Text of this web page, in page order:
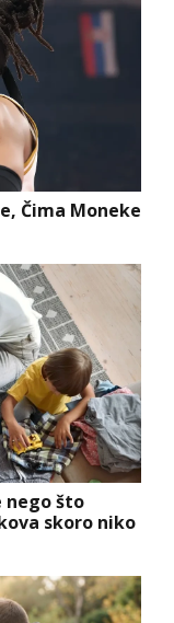
Čima Moneke
nego što
skoro niko